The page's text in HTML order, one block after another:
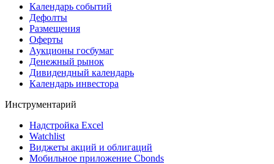
Календарь событий
Дефолты
Размещения
Оферты
Аукционы госбумаг
Денежный рынок
Дивидендный календарь
Календарь инвестора
Инструментарий
Надстройка Excel
Watchlist
Виджеты акций и облигаций
Мобильное приложение Cbonds